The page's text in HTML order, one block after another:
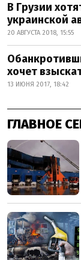
В Грузии
украинской
20 АВГУСТА 2018, 15:55
хочет
13 ИЮНЯ 2017, 18:42
ГЛАВНОЕ